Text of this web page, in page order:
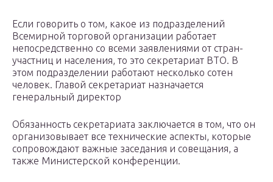
Если говорить о том, какое из подразделений
Всемирной торговой организации работает
непосредственно со всеми заявлениями от стран-
участниц и населения, то это секретариат ВТО. В
этом подразделении работают несколько сотен
человек. Главой секретариат назначается
генеральный директор
Обязанность секретариата заключается в том, что он
организовывает все технические аспекты, которые
сопровождают важные заседания и совещания, а
также Министерской конференции.